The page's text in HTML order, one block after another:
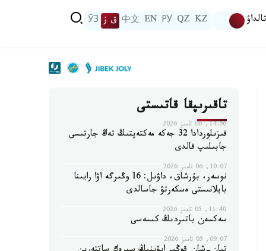
تالداۋ KZ
QZ
РУ
EN
中文 ق ز ЎЗ
تاقىرىپقا قاتىستى
14:56, 06 تامىز 2026
قىزىلوردادا 32 جەكە مەكتەپتىڭ تەڭ جارتىسى
جابىلىپ قالدى
10:07, 06 تامىز 2026
نوسەر، بۇرشاق، داۋىل: 16 وڭىرگە اۋا رايىنا
بايلانىستى ەسكەرتۋ جاسالدى
11:40, 05 تامىز 2026
سەكسەن باتىردىڭ كىسەسى
09:07, 05 تامىز 2026